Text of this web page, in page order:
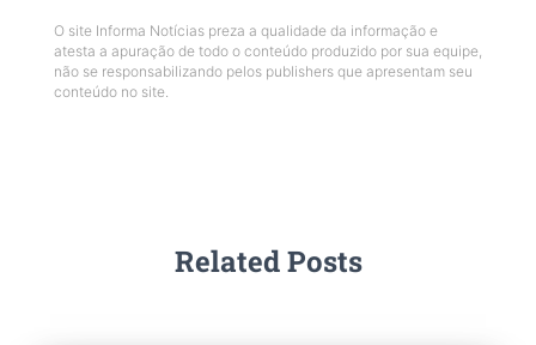
O site Informa Notícias preza a qualidade da informação e
atesta a apuração de todo o conteúdo produzido por sua equipe,
não se responsabilizando pelos publishers que apresentam seu
conteúdo no site.
Related Posts